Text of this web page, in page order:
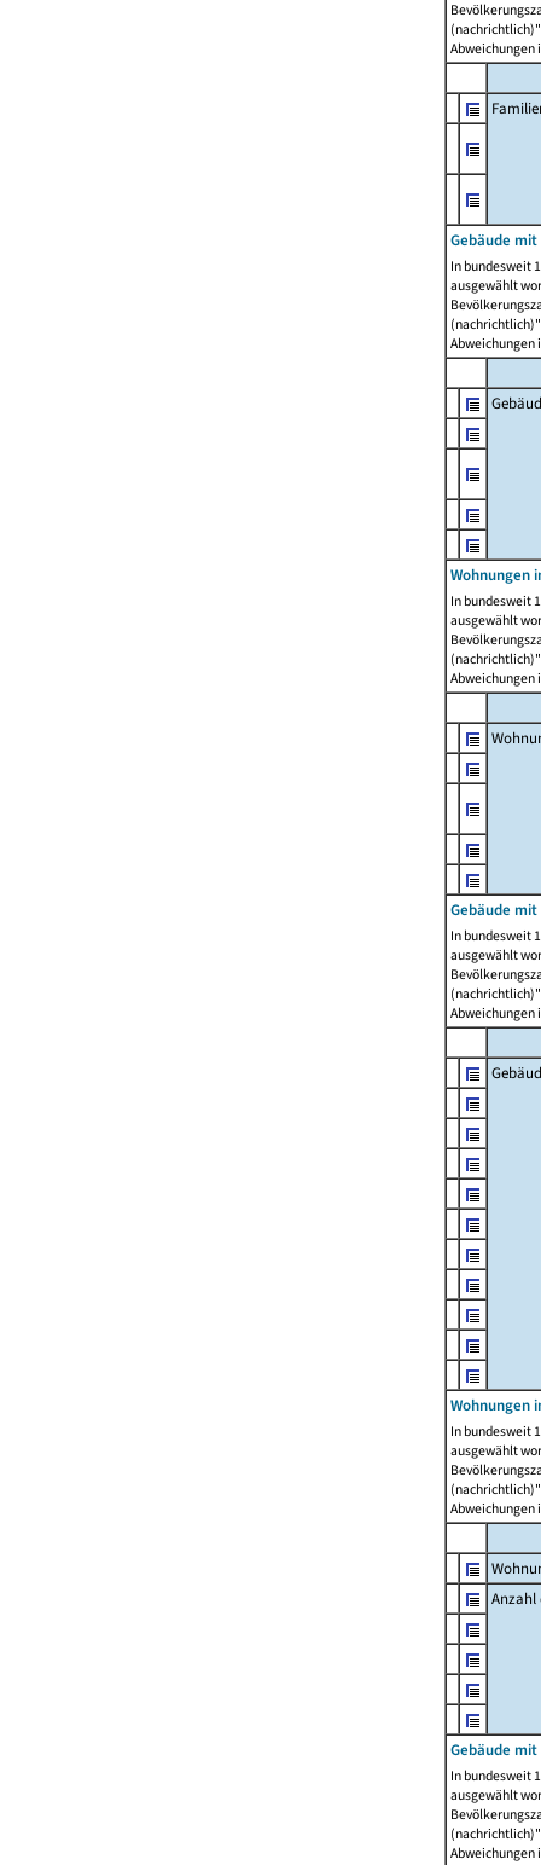
Abweichungen
Gebäude
In bundesweit
ausgewählt
Abweichungen
Wohnungen
In bundesweit
ausgewählt
Abweichungen
Gebäude
In bundesweit
ausgewählt
Abweichungen
Wohnungen
In bundesweit
ausgewählt
Abweichungen
Anzahl
Gebäude
In bundesweit
ausgewählt
Abweichungen